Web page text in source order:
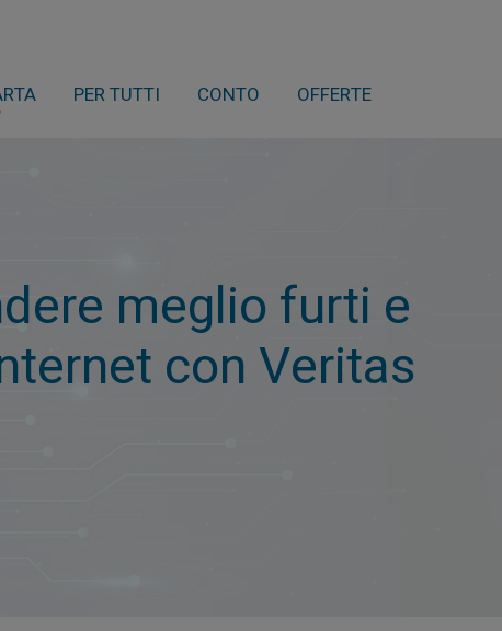
PER TUTTI CONTO OFFERTE
meglio furti e
con Veritas